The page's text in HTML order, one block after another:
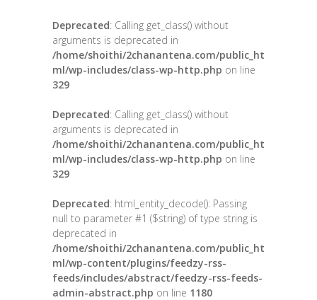
Deprecated: Calling get_class() without
arguments is deprecated in
/home/shoithi/2chanantena.com/public_ht
ml/wp-includes/class-wp-http.php on line
329
Deprecated: Calling get_class() without
arguments is deprecated in
/home/shoithi/2chanantena.com/public_ht
ml/wp-includes/class-wp-http.php on line
329
Deprecated: html_entity_decode(): Passing
null to parameter #1 ($string) of type string is
deprecated in
/home/shoithi/2chanantena.com/public_ht
ml/wp-content/plugins/feedzy-rss-
feeds/includes/abstract/feedzy-rss-feeds-
admin-abstract.php on line 1180